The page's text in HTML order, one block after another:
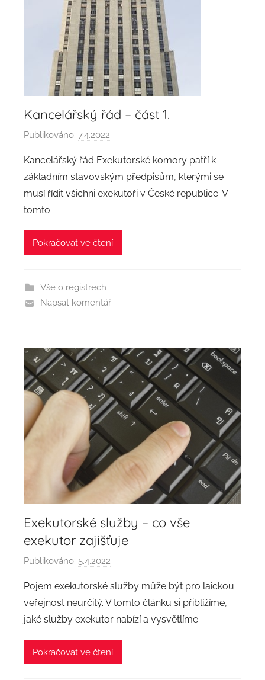
Kancelářský řád – část 1.
Publikováno: 7.4.2022
t
o
r
d
Kancelářský řád Exekutorské komory patří k
základním stavovským předpisům, kterými se
musí řídit všichni exekutoři v České republice. V
tomto
Pokračovat ve čtení
Vše o registrech
Napsat komentář
Exekutorské služby – co vše
exekutor zajišťuje
Publikováno: 5.4.2022
t
o
r
:
a
Pojem exekutorské služby může být pro laickou
veřejnost neurčitý. V tomto článku si přiblížíme,
jaké služby exekutor nabízí a vysvětlíme
Pokračovat ve čtení